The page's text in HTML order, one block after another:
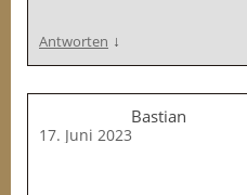
Antworten ↓
Bastian
17. Juni 2023